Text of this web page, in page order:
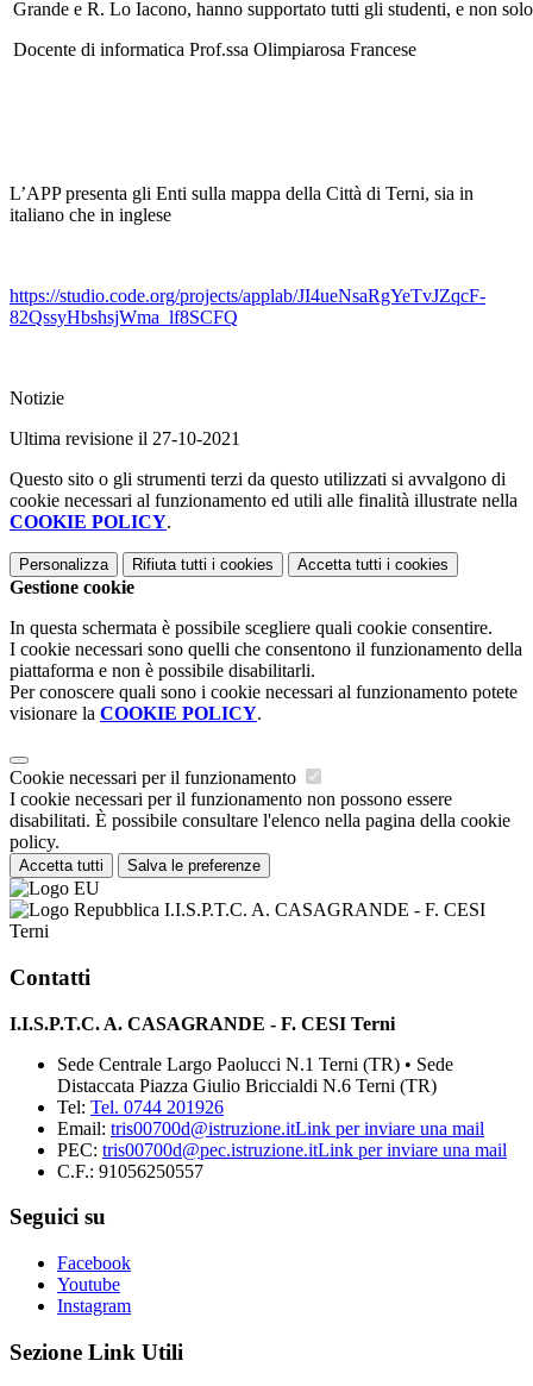
Grande e R. Lo Iacono, hanno supportato tutti gli studenti, e non
Docente di informatica Prof.ssa Olimpiarosa Francese
L’APP presenta gli Enti sulla mappa della Città di Terni, sia in
italiano che in inglese
https://studio.code.org/projects/applab/JI4ueNsaRgYeTvJZqcF-
82QssyHbshsjWma_lf8SCFQ
Notizie
Ultima revisione il 27-10-2021
Questo sito o gli strumenti terzi da questo utilizzati si avvalgono di
cookie necessari al funzionamento ed utili alle finalità illustrate nella
COOKIE POLICY.
Personalizza Rifiuta tutti i cookies Accetta tutti i cookies
Gestione cookie
In questa schermata è possibile scegliere quali cookie consentire.
I cookie necessari sono quelli che consentono il funzionamento della
piattaforma e non è possibile disabilitarli.
Per conoscere quali sono i cookie necessari al funzionamento potete
visionare la COOKIE POLICY.
Cookie necessari per il funzionamento
I cookie necessari per il funzionamento non possono essere
disabilitati. È possibile consultare l'elenco nella pagina della cookie
policy.
Accetta tutti Salva le preferenze
I.I.S.P.T.C. A. CASAGRANDE - F. CESI
Terni
Contatti
I.I.S.P.T.C. A. CASAGRANDE - F. CESI Terni
Sede Centrale Largo Paolucci N.1 Terni (TR) • Sede
Distaccata Piazza Giulio Briccialdi N.6 Terni (TR)
Tel: Tel. 0744 201926
Email: tris00700d@istruzione.itLink per inviare una mail
PEC: tris00700d@pec.istruzione.itLink per inviare una mail
C.F.: 91056250557
Seguici su
Facebook
Youtube
Instagram
Sezione Link Utili